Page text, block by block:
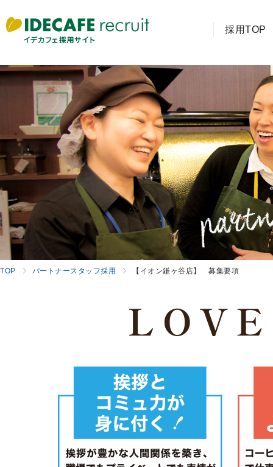
採用TOP
TOP パートナースタッフ採用 【イオン鎌ヶ谷店】 募集要項